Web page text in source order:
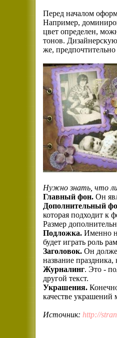
Перед началом
Например,
цвет определен,
тонов.
же, предпочтительно
Нужно знать, что
Главный фон. Он
Дополнительный
которая подходит к
Размер
Подложка. Именно
будет играть роль
Заголовок. Он
название
Журналинг. Это -
другой текст.
Украшения.
качестве
Источник: http://